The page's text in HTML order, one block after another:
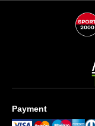
Payment